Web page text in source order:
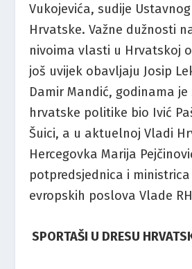
Vukojevića, sudije
Hrvatske. Važne dužnosti
nivoima vlasti u Hrvatskoj
još uvijek obavljaju Josip
Damir Mandić, godinama
hrvatske politike bio Ivić
Šuici, a u aktuelnoj Vladi
Hercegovka Marija
potpredsjednica i
evropskih poslova Vlade
SPORTAŠI U DRESU